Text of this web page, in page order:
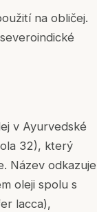
na obličej.
v Ayurvedské
32), který
Název odkazuje
oleji spolu s
lacca),